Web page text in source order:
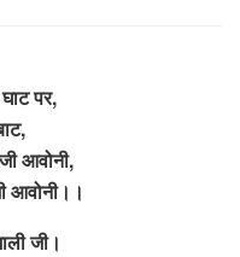
पर,
आवोनी,
आवोनी।।
जी।